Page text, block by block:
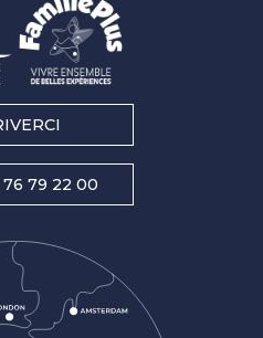
76 79 22 00